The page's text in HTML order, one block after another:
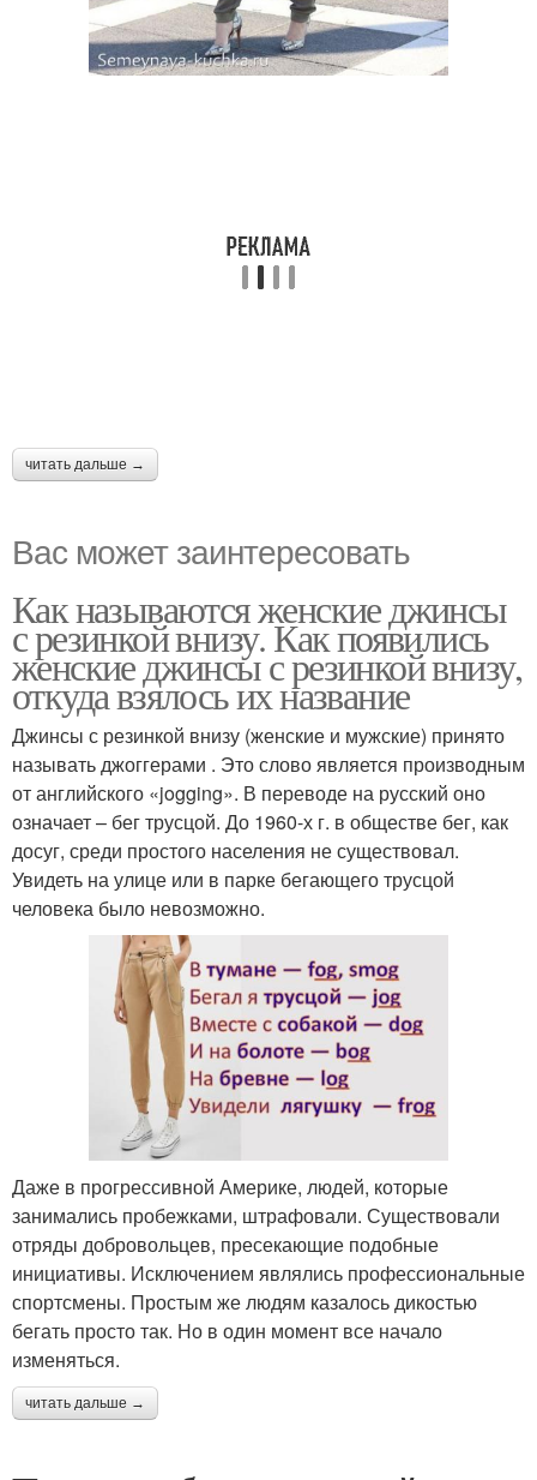
читать дальше →
Вас может заинтересовать
Как называются женские джинсы
с резинкой внизу. Как появились
женские джинсы с резинкой внизу,
откуда взялось их название
Джинсы с резинкой внизу (женские и мужские) принято
называть джоггерами . Это слово является производным
от английского «jogging». В переводе на русский оно
означает – бег трусцой. До 1960-х г. в обществе бег, как
досуг, среди простого населения не существовал.
Увидеть на улице или в парке бегающего трусцой
человека было невозможно.
Даже в прогрессивной Америке, людей, которые
занимались пробежками, штрафовали. Существовали
отряды добровольцев, пресекающие подобные
инициативы. Исключением являлись профессиональные
спортсмены. Простым же людям казалось дикостью
бегать просто так. Но в один момент все начало
изменяться.
читать дальше →